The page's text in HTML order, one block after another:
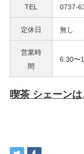
TEL 0737-
定休日 無し
営業時
間
6:30〜
喫茶 シェーンは